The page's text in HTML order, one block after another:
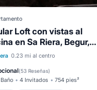
Loft con vistas al
en Sa Riera, Begur,
0.23 mi al centro
(53 Reseñas)
Baño 4 Invitados 754 pies²
Frente al mar
Piscina